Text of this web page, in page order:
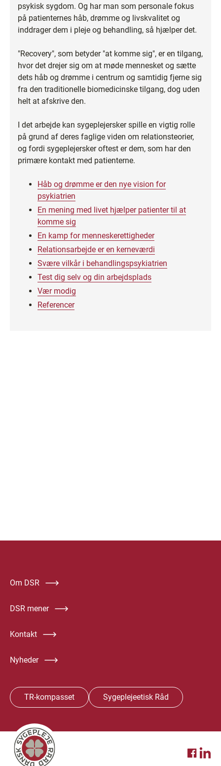
psykisk sygdom. Og har man som personale fokus
på patienternes håb, drømme og livskvalitet og
inddrager dem i pleje og behandling, så hjælper det.
"Recovery", som betyder "at komme sig", er en tilgang,
hvor det drejer sig om at møde mennesket og sætte
dets håb og drømme i centrum og samtidig fjerne sig
fra den traditionelle biomedicinske tilgang, dog uden
helt at afskrive den.
I det arbejde kan sygeplejersker spille en vigtig rolle
på grund af deres faglige viden om relationsteorier,
og fordi sygeplejersker oftest er dem, som har den
primære kontakt med patienterne.
Håb og drømme er den nye vision for
psykiatrien
En mening med livet hjælper patienter til at
komme sig
En kamp for menneskerettigheder
Relationsarbejde er en kerneværdi
Svære vilkår i behandlingspsykiatrien
Test dig selv og din arbejdsplads
Vær modig
Referencer
Om DSR
DSR mener
Kontakt
Nyheder
TR-kompasset Sygeplejeetisk Råd